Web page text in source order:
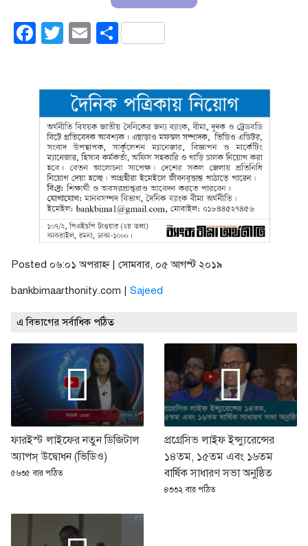
Facebook
Twitter
EmailShare
Posted ০৬:০১ অপরাহ্ণ | সোমবার, ০৫ আগস্ট ২০১৯
bankbimaarthonity.com | Sajeed
এ বিভাগের সর্বাধিক পঠিত
ফারইস্ট লাইফের নতুন ডিজিটাল
অ্যাপস্ উদ্বোধন (ভিডিও)
৫৬৩৫ বার পঠিত
প্রগ্রেসিভ লাইফ ইন্স্যুরেন্সের
১৪তম, ১৫তম এবং ১৬তম
বার্ষিক সাধারণ সভা অনুষ্ঠিত
৪৩৩২ বার পঠিত